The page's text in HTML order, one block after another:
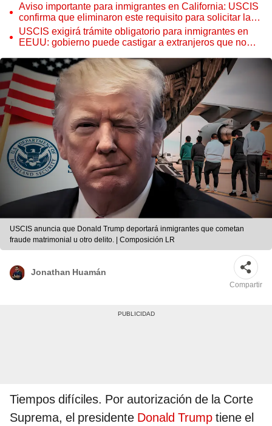
Aviso importante para inmigrantes en California: USCIS
confirma que eliminaron este requisito para solicitar la
Green Card en EEUU
USCIS exigirá trámite obligatorio para inmigrantes en
EEUU: gobierno puede castigar a extranjeros que no
USCIS anuncia que Donald Trump deportará inmigrantes que cometan
fraude matrimonial u otro delito. | Composición LR
Jonathan Huamán
Compartir
Tiempos difíciles. Por autorización de la Corte
Suprema, el presidente Donald Trump tiene el